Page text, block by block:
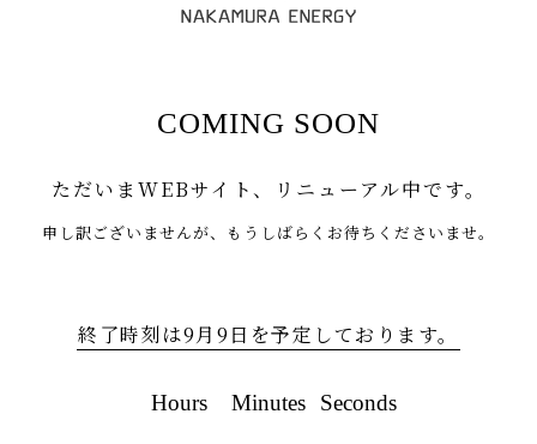
COMING SOON
ただいまWEBサイト、リニューアル中です。
申し訳ございませんが、もうしばらくお待ちくださいませ。
終了時刻は9月9日を予定しております。
Hours Minutes Seconds